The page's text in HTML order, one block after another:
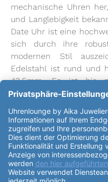
mechanische Uhren
und Langlebigkeit
Date Uhr ist eine
sich durch ihre
modernen Stil
Edelstahl ist rund und
43,5mm. Es ist bis
wasserdicht und
dasUhrglasist
Saphirglas gefertigt.
Aquis Date Uhr besteht
Basiskalibervon Sellita
Durchmesservon
4,6mm. Die